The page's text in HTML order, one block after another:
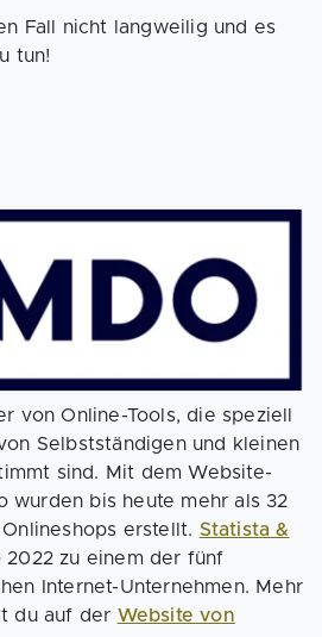
Fall nicht langweilig und es
tun!
von Online-Tools, die speziell
Selbstständigen und kleinen
sind. Mit dem Website-
wurden bis heute mehr als 32
erstellt. Statista &
2022 zu einem der fünf
Internet-Unternehmen. Mehr
du auf der Website von